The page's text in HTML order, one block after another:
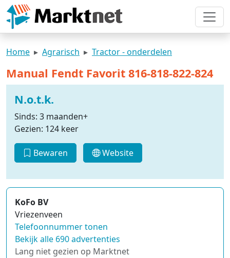
Home Agrarisch Tractor - onderdelen
Manual Fendt Favorit 816-818-822-824
N.o.t.k.
Sinds: 3 maanden+
Gezien: 124 keer
Bewaren Website
KoFo BV
Vriezenveen
Telefoonnummer tonen
Bekijk alle 690 advertenties
Lang niet gezien op Marktnet